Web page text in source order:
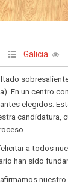
Galicia
En un centro
elegidos.
candidatura,
a todos
han sido